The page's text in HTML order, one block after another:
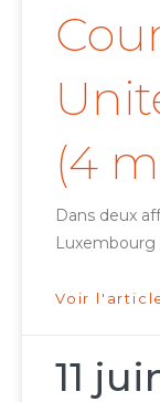
(4
Dans deux
Luxembourg
Voir
11